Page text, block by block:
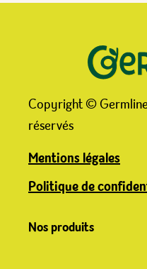
Copyright ©
réservés
Mentions légales
Politique de
Nos produits